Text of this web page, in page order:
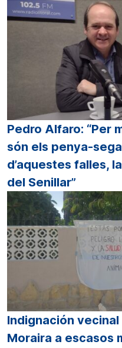
Pedro Alfaro: “Per
són els penya-
d’aquestes falles,
del Senillar”
Indignación
Moraira a escasos